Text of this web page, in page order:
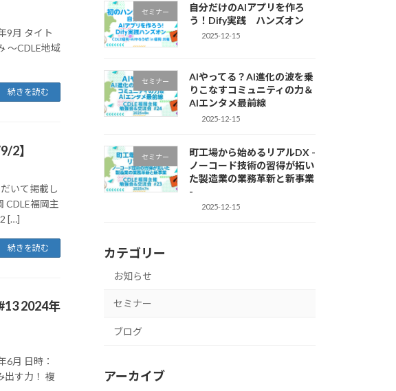
9月 タイト
～CDLE地域
続きを読む
2】
いて掲載し
CDLE福岡主
[…]
続きを読む
2024年
6月 日時：
出す力！ 複
セミナー
自分だけのAIアプリを作ろ
う！Dify実践 ハンズオン
2025-12-15
セミナー
AIやってる？AI進化の波を乗
りこなすコミュニティの力＆
AIエンタメ最前線
2025-12-15
セミナー
町工場から始めるリアルDX -
ノーコード技術の習得が拓い
た製造業の業務革新と新事業
-
2025-12-15
カテゴリー
お知らせ
セミナー
ブログ
アーカイブ